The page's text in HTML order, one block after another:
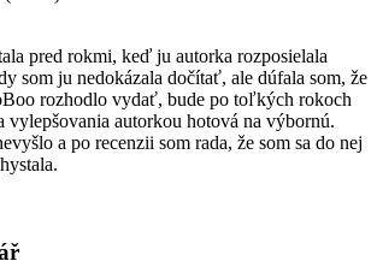
pred rokmi, keď ju autorka rozposielala
som ju nedokázala dočítať, ale dúfala som, že
rozhodlo vydať, bude po toľkých rokoch
vylepšovania autorkou hotová na výbornú.
a po recenzii som rada, že som sa do nej